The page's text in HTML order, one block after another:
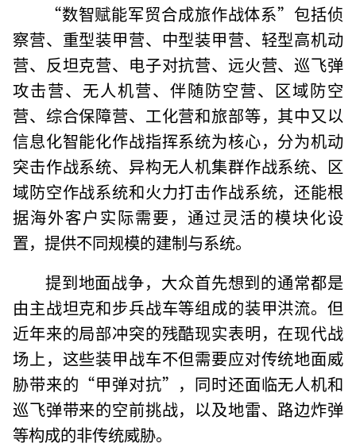
“数智赋能军贸合成旅作战体系”包括侦
察营、重型装甲营、中型装甲营、轻型高机动
营、反坦克营、电子对抗营、远火营、巡飞弹
攻击营、无人机营、伴随防空营、区域防空
营、综合保障营、工化营和旅部等，其中又以
信息化智能化作战指挥系统为核心，分为机动
突击作战系统、异构无人机集群作战系统、区
域防空作战系统和火力打击作战系统，还能根
据海外客户实际需要，通过灵活的模块化设
置，提供不同规模的建制与系统。
提到地面战争，大众首先想到的通常都是
由主战坦克和步兵战车等组成的装甲洪流。但
近年来的局部冲突的残酷现实表明，在现代战
场上，这些装甲战车不但需要应对传统地面威
胁带来的“甲弹对抗”，同时还面临无人机和
巡飞弹带来的空前挑战，以及地雷、路边炸弹
等构成的非传统威胁。